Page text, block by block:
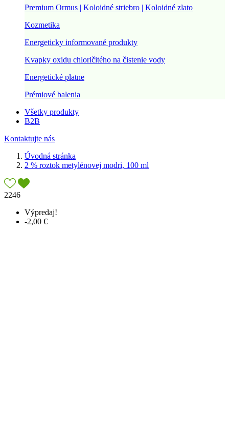
Premium Ormus | Koloidné striebro | Koloidné zlato
Kozmetika
Energeticky informované produkty
Kvapky oxidu chloričitého na čistenie vody
Energetické platne
Prémiové balenia
Všetky produkty
B2B
Kontaktujte nás
Úvodná stránka
2 % roztok metylénovej modri, 100 ml
2246
Výpredaj!
-2,00 €